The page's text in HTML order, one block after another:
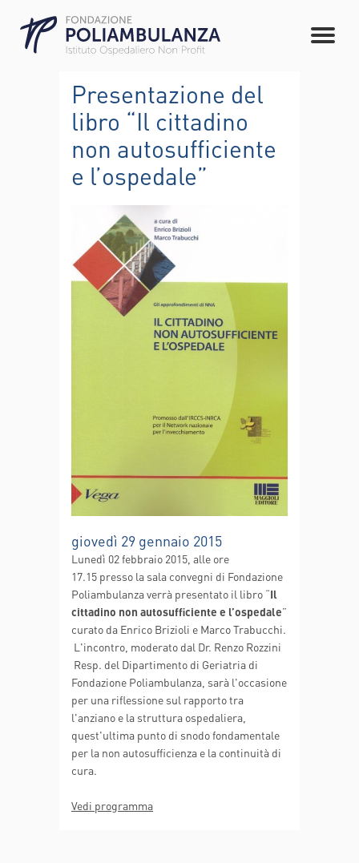
Presentazione del
libro “Il cittadino
non autosufficiente
e l’ospedale”
giovedì 29 gennaio 2015
Lunedì 02 febbraio 2015, alle ore
17.15 presso la sala convegni di Fondazione
Poliambulanza verrà presentato il libro “Il
cittadino non autosufficiente e l’ospedale”
curato da Enrico Brizioli e Marco Trabucchi.
L'incontro, moderato dal Dr. Renzo Rozzini
Resp. del Dipartimento di Geriatria di
Fondazione Poliambulanza, sarà l'occasione
per una riflessione sul rapporto tra
l'anziano e la struttura ospedaliera,
quest'ultima punto di snodo fondamentale
per la non autosufficienza e la continuità di
cura.
Vedi programma